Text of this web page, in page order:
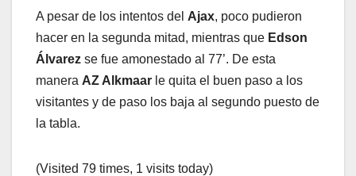
A pesar de los intentos del Ajax, poco pudieron
hacer en la segunda mitad, mientras que Edson
Álvarez se fue amonestado al 77’. De esta
manera AZ Alkmaar le quita el buen paso a los
visitantes y de paso los baja al segundo puesto de
la tabla.
(Visited 79 times, 1 visits today)